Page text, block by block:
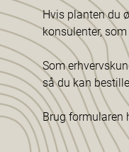
Hvis planten du
konsulenter,
Som
så du kan
Brug formularen